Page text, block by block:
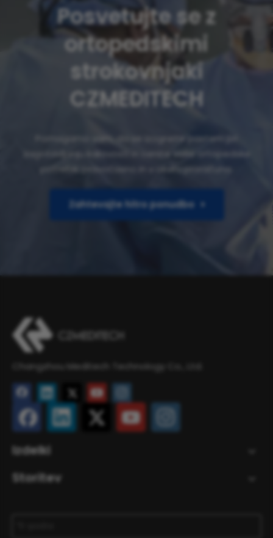
Posvetujte se z
ortopedskimi
strokovnjaki
CZMEDITECH
Pomagamo vam, da se izognete pastem pri
potrebe, pravočasno in v okviru proračuna.
Zahtevajte hitro ponudbo
Changzhou Meditech Technology Co., Ltd.
Izdelki
Storitev